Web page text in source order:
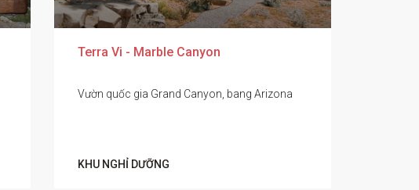
Terra Vi - Marble Canyon
Vườn quốc gia Grand Canyon, bang Arizona
KHU NGHỈ DƯỠNG